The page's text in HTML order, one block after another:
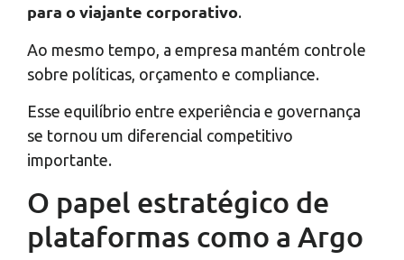
para o viajante corporativo.
Ao mesmo tempo, a empresa mantém controle
sobre políticas, orçamento e compliance.
Esse equilíbrio entre experiência e governança
se tornou um diferencial competitivo
importante.
O papel estratégico de
plataformas como a Argo